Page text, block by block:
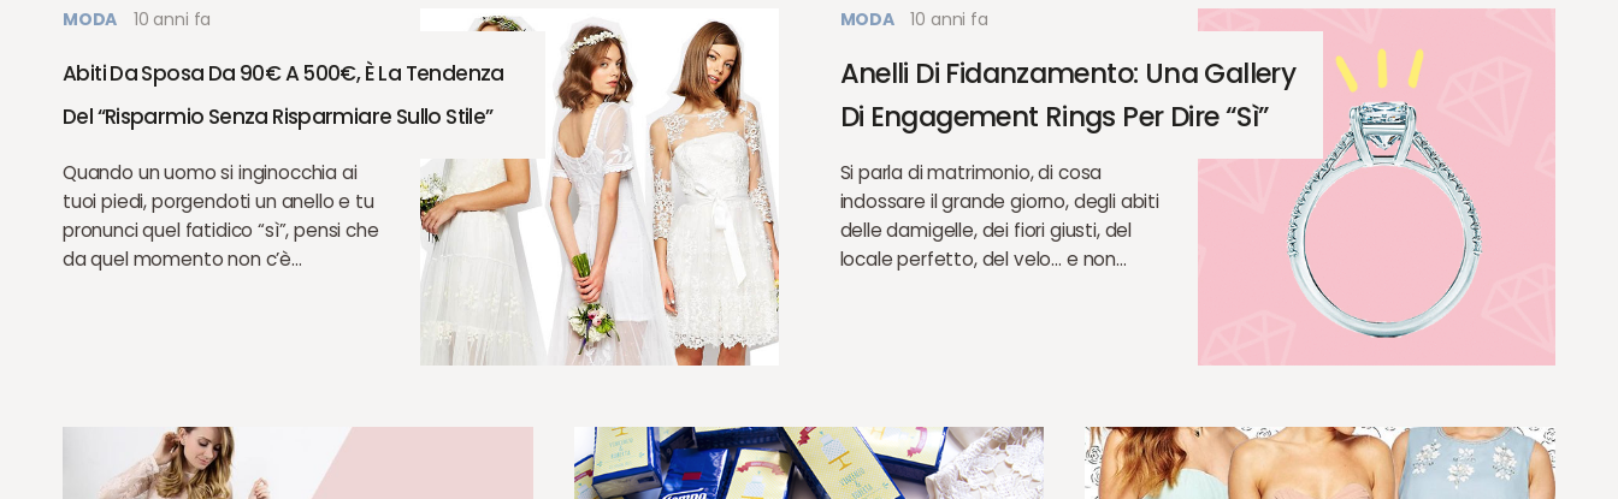
MODA 10 anni fa
Abiti Da Sposa Da 90€ A 500€, È La Tendenza
Del “risparmio Senza Risparmiare Sullo Stile”
Quando un uomo si inginocchia ai
tuoi piedi, porgendoti un anello e tu
pronunci quel fatidico “sì”, pensi che
da quel momento non c’è…
MODA 10 anni fa
Anelli Di Fidanzamento: Una Gallery
Di Engagement Rings Per Dire “sì”
Si parla di matrimonio, di cosa
indossare il grande giorno, degli abiti
delle damigelle, dei fiori giusti, del
locale perfetto, del velo… e non…